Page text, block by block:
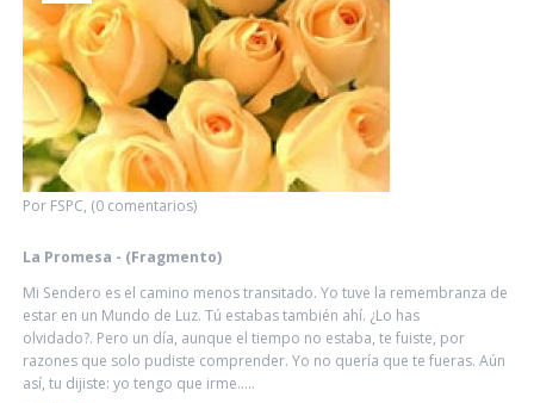
Por FSPC, (0 comentarios)
La Promesa - (Fragmento)
Mi Sendero es el camino menos transitado. Yo tuve la remembranza de
estar en un Mundo de Luz. Tú estabas también ahí. ¿Lo has
olvidado?. Pero un día, aunque el tiempo no estaba, te fuiste, por
razones que solo pudiste comprender. Yo no quería que te fueras. Aún
así, tu dijiste: yo tengo que irme.....